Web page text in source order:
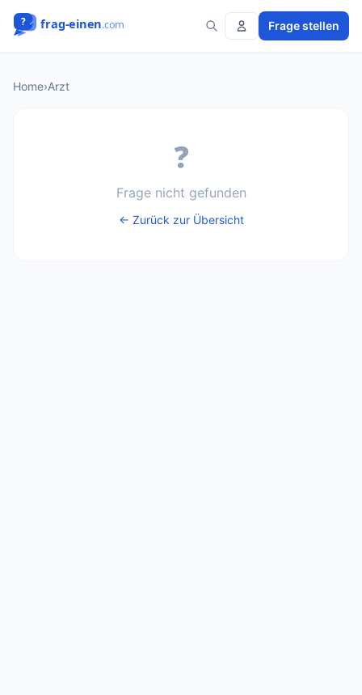
Frage stellen
Home›Arzt
❓
Frage nicht gefunden
← Zurück zur Übersicht